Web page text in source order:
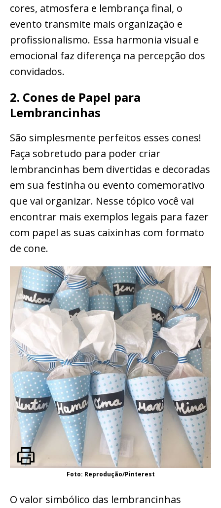
cores, atmosfera e lembrança final, o
evento transmite mais organização e
profissionalismo. Essa harmonia visual e
emocional faz diferença na percepção dos
convidados.
2. Cones de Papel para
Lembrancinhas
São simplesmente perfeitos esses cones!
Faça sobretudo para poder criar
lembrancinhas bem divertidas e decoradas
em sua festinha ou evento comemorativo
que vai organizar. Nesse tópico você vai
encontrar mais exemplos legais para fazer
com papel as suas caixinhas com formato
de cone.
Foto: Reprodução/Pinterest
O valor simbólico das lembrancinhas